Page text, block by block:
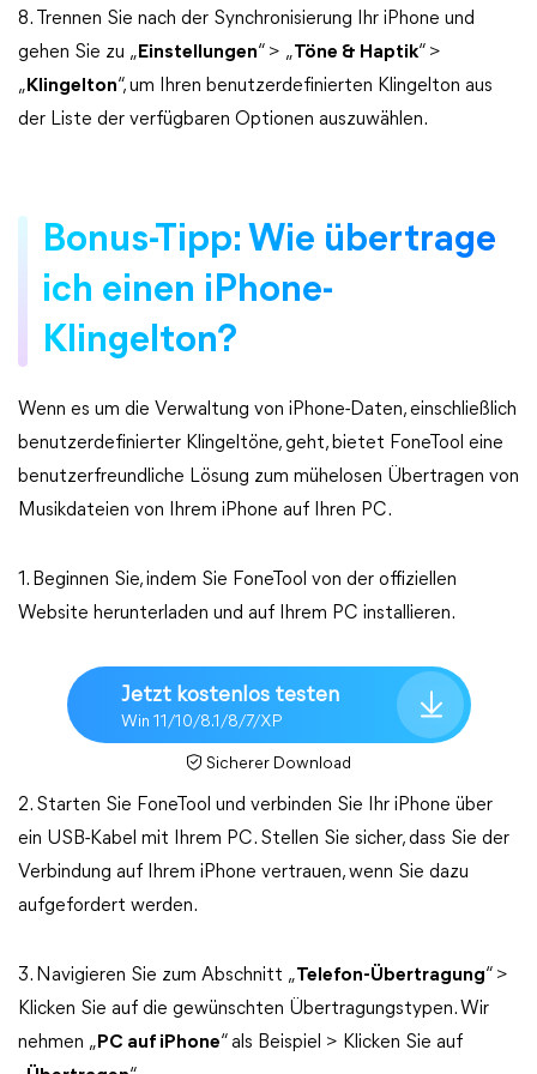
8. Trennen Sie nach der Synchronisierung Ihr iPhone und
gehen Sie zu „ Einstellungen“ > „Töne & Haptik“ >
„ Klingelton“, um Ihren benutzerdefinierten Klingelton aus
der Liste der verfügbaren Optionen auszuwählen.
Bonus-Tipp: Wie übertrage
ich einen iPhone-
Klingelton?
Wenn es um die Verwaltung von iPhone-Daten, einschließlich
benutzerdefinierter Klingeltöne, geht, bietet FoneTool eine
benutzerfreundliche Lösung zum mühelosen Übertragen von
Musikdateien von Ihrem iPhone auf Ihren PC.
1. Beginnen Sie, indem Sie FoneTool von der offiziellen
Website herunterladen und auf Ihrem PC installieren.
Jetzt kostenlos testen
Win 11/10/8.1/8/7/XP
Sicherer Download
2. Starten Sie FoneTool und verbinden Sie Ihr iPhone über
ein USB-Kabel mit Ihrem PC. Stellen Sie sicher, dass Sie der
Verbindung auf Ihrem iPhone vertrauen, wenn Sie dazu
aufgefordert werden.
3. Navigieren Sie zum Abschnitt „Telefon-Übertragung“ >
Klicken Sie auf die gewünschten Übertragungstypen. Wir
nehmen „ PC auf iPhone“ als Beispiel > Klicken Sie auf